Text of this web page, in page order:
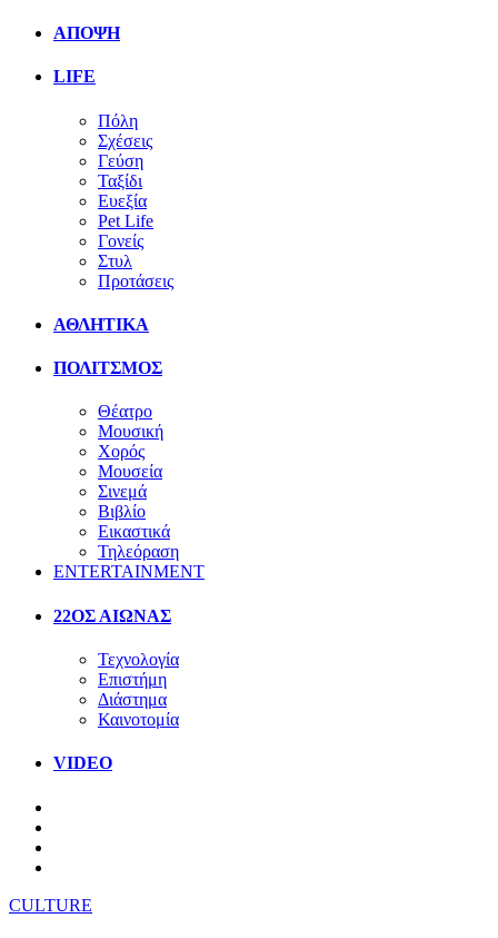
ΑΠΟΨΗ
LIFE
Πόλη
Σχέσεις
Γεύση
Ταξίδι
Ευεξία
Pet Life
Γονείς
Στυλ
Προτάσεις
ΑΘΛΗΤΙΚΑ
ΠΟΛΙΤΣΜΟΣ
Θέατρο
Μουσική
Χορός
Μουσεία
Σινεμά
Βιβλίο
Εικαστικά
Τηλεόραση
ENTERTAINMENT
22ΟΣ ΑΙΩΝΑΣ
Τεχνολογία
Επιστήμη
Διάστημα
Καινοτομία
VIDEO
CULTURE